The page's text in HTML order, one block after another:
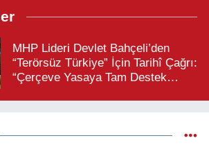
MHP Lideri Devlet Bahçeli’den
“Terörsüz Türkiye” İçin Tarihî Çağrı:
“Çerçeve Yasaya Tam Destek